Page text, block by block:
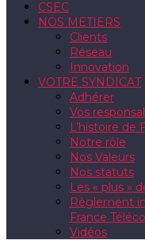
CSEC
NOS METIERS
Clients
Réseau
Innovation
VOTRE SYNDICAT
Adhérer
Vos
L’histoire de
Notre rôle
Nos Valeurs
Nos statuts
Les « plus »
Règlement
France
Vidéos